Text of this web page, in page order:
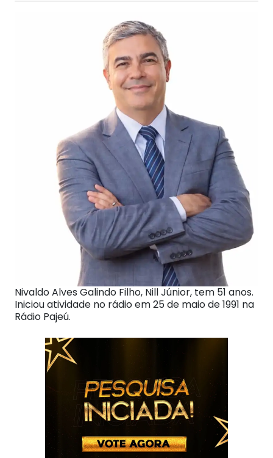
Nivaldo Alves Galindo Filho, Nill Júnior, tem 51 anos.
Iniciou atividade no rádio em 25 de maio de 1991 na
Rádio Pajeú.